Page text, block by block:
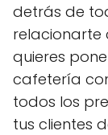
detrás de
relacionarte
quieres
cafetería
todos los
tus clientes